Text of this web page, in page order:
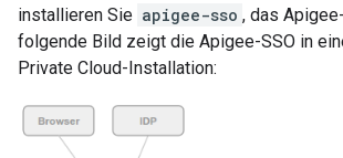
installieren Sie apigee-sso , das
folgende Bild zeigt die Apigee-SSO in
Private Cloud-Installation: